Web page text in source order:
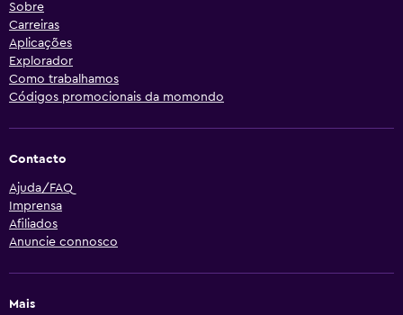
Sobre
Carreiras
Aplicações
Explorador
Como trabalhamos
Códigos promocionais da momondo
Contacto
Ajuda/FAQ
Imprensa
Afiliados
Anuncie connosco
Mais